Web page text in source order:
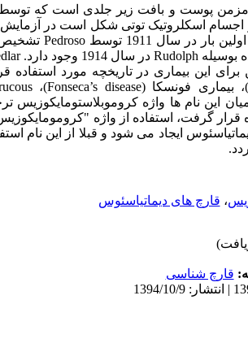
پوست و بافت زیر جلدی است که توسط
اجسام اسکلروتیک توتی شکل است در
در سال 1911 توسط
Pedroso
بوسیله Rudolph در سال 1914 وجود دارد.
برای این بیماری در تاریخچه مورد
، بیماری فونسکا(Fonseca’s disease)،
این نام ها واژه
قرار گرفت، استفاده از واژه
ایجاد می شود و قبلا از این نام
، قارچ های دیماتیاسئوس
قارچ شناسی